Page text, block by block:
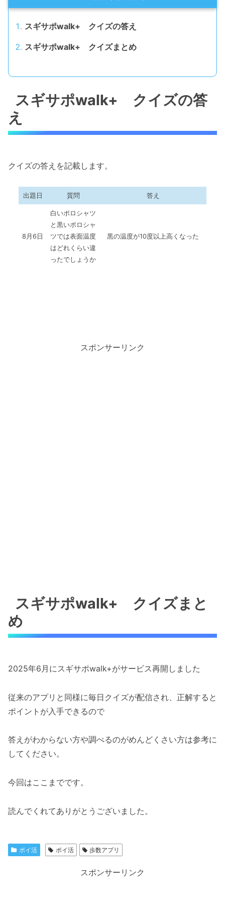
スギサポwalk+ クイズの答え
スギサポwalk+ クイズまとめ
スギサポwalk+ クイズの答
え
クイズの答えを記載します。
出題日 質問 答え
8月6日
白いポロシャツ
と黒いポロシャ
ツでは表面温度
はどれくらい違
ったでしょうか
黒の温度が10度以上高くなった
スポンサーリンク
スギサポwalk+ クイズまと
め
2025年6月にスギサポwalk+がサービス再開しました
従来のアプリと同様に毎日クイズが配信され、正解すると
ポイントが入手できるので
答えがわからない方や調べるのがめんどくさい方は参考に
してください。
今回はここまでです。
読んでくれてありがとうございました。
ポイ活 ポイ活 歩数アプリ
スポンサーリンク